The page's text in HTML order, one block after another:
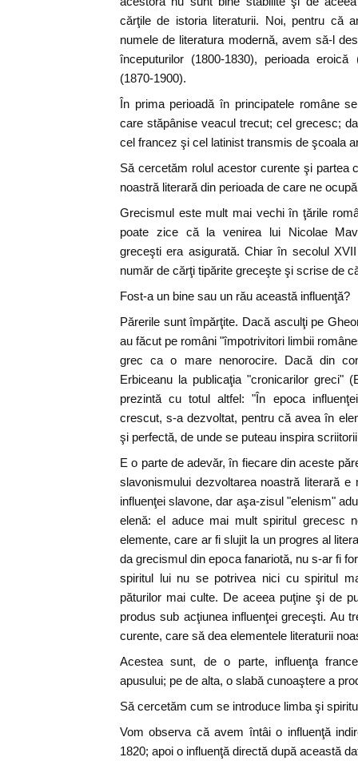
cărţile de istoria literaturii. Noi, pentru că
numele de literatura modernă, avem să-l
începuturilor (1800-1830), perioada
(1870-1900).
În prima perioadă în principatele române
care stăpânise veacul trecut; cel grecesc;
cel francez şi cel latinist transmis de şcoala
Să cercetăm rolul acestor curente şi partea
noastră literară din perioada de care ne
Grecismul este mult mai vechi în ţările
poate zice că la venirea lui Nicolae
greceşti era asigurată. Chiar în secolul
număr de cărţi tipărite greceşte şi scrise de
Fost-a un bine sau un rău această influenţă?
Părerile sunt împărţite. Dacă asculţi pe
au făcut pe români "împotrivitori limbii
grec ca o mare nenorocire. Dacă din
Erbiceanu la publicaţia "cronicarilor greci"
prezintă cu totul altfel: "În epoca
crescut, s-a dezvoltat, pentru că avea în
şi perfectă, de unde se puteau inspira
E o parte de adevăr, în fiecare din aceste
slavonismului dezvoltarea noastră literară
influenţei slavone, dar aşa-zisul "elenism"
elenă: el aduce mai mult spiritul grecesc
elemente, care ar fi slujit la un progres al
da grecismul din epoca fanariotă, nu s-ar fi
spiritul lui nu se potrivea nici cu spiritul
păturilor mai culte. De aceea puţine şi de
produs sub acţiunea influenţei greceşti. Au
curente, care să dea elementele literaturii
Acestea sunt, de o parte, influenţa
apusului; pe de alta, o slabă cunoaştere a
Să cercetăm cum se introduce limba şi
Vom observa că avem întâi o influenţă
1820; apoi o influenţă directă după această